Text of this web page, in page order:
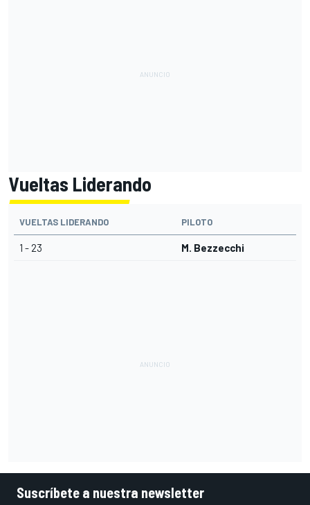
Vueltas Liderando
VUELTAS LIDERANDO PILOTO
1 - 23 M. Bezzecchi
Suscríbete a nuestra newsletter